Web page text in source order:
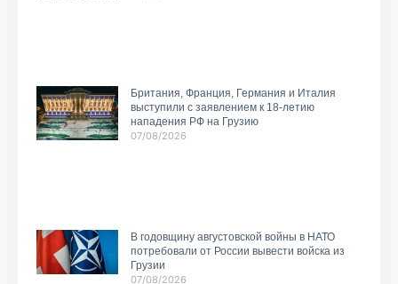
Британия, Франция, Германия и Италия
выступили с заявлением к 18-летию
нападения РФ на Грузию
07/08/2026
В годовщину августовской войны в НАТО
потребовали от России вывести войска из
Грузии
07/08/2026